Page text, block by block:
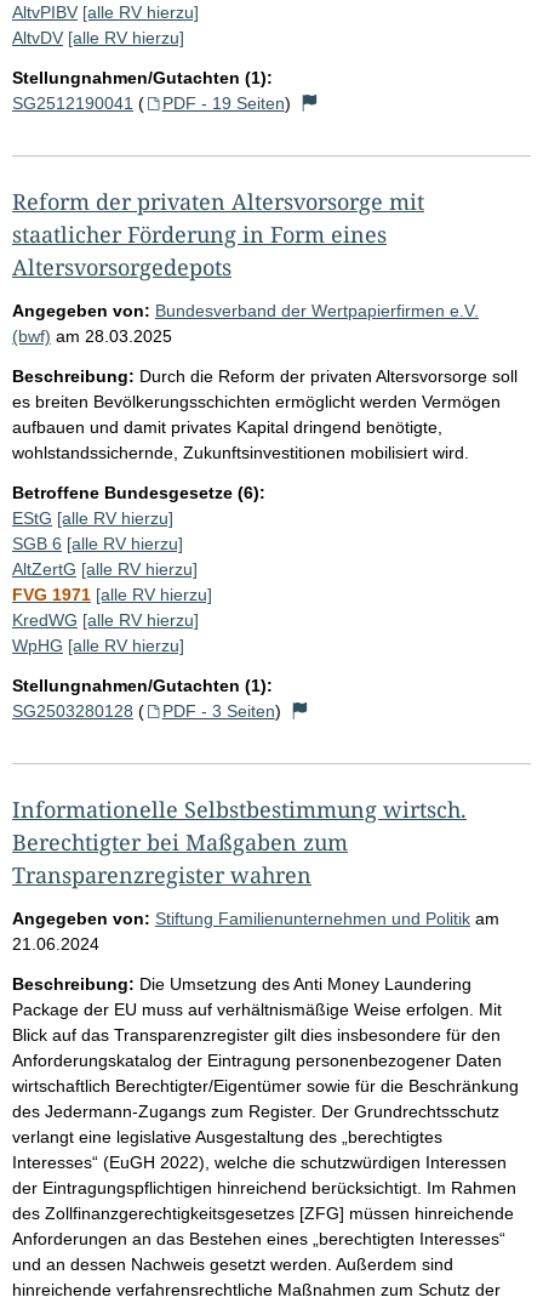
AltvPIBV [alle RV hierzu]
AltvDV [alle RV hierzu]
Stellungnahmen/Gutachten (1):
SG2512190041 ( PDF - 19 Seiten)
Reform der privaten Altersvorsorge mit
staatlicher Förderung in Form eines
Altersvorsorgedepots
Angegeben von: Bundesverband der Wertpapierfirmen e.V.
(bwf) am 28.03.2025
Beschreibung: Durch die Reform der privaten Altersvorsorge soll
es breiten Bevölkerungsschichten ermöglicht werden Vermögen
aufbauen und damit privates Kapital dringend benötigte,
wohlstandssichernde, Zukunftsinvestitionen mobilisiert wird.
Betroffene Bundesgesetze (6):
EStG [alle RV hierzu]
SGB 6 [alle RV hierzu]
AltZertG [alle RV hierzu]
FVG 1971 [alle RV hierzu]
KredWG [alle RV hierzu]
WpHG [alle RV hierzu]
Stellungnahmen/Gutachten (1):
SG2503280128 ( PDF - 3 Seiten)
Informationelle Selbstbestimmung wirtsch.
Berechtigter bei Maßgaben zum
Transparenzregister wahren
Angegeben von: Stiftung Familienunternehmen und Politik am
21.06.2024
Beschreibung: Die Umsetzung des Anti Money Laundering
Package der EU muss auf verhältnismäßige Weise erfolgen. Mit
Blick auf das Transparenzregister gilt dies insbesondere für den
Anforderungskatalog der Eintragung personenbezogener Daten
wirtschaftlich Berechtigter/Eigentümer sowie für die Beschränkung
des Jedermann-Zugangs zum Register. Der Grundrechtsschutz
verlangt eine legislative Ausgestaltung des „berechtigtes
Interesses“ (EuGH 2022), welche die schutzwürdigen Interessen
der Eintragungspflichtigen hinreichend berücksichtigt. Im Rahmen
des Zollfinanzgerechtigkeitsgesetzes [ZFG] müssen hinreichende
Anforderungen an das Bestehen eines „berechtigten Interesses“
und an dessen Nachweis gesetzt werden. Außerdem sind
hinreichende verfahrensrechtliche Maßnahmen zum Schutz der